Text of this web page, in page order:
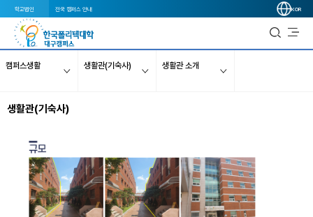
학교법인 전국 캠퍼스 안내 KOR
캠퍼스생활 생활관(기숙사) 생활관 소개
생활관(기숙사)